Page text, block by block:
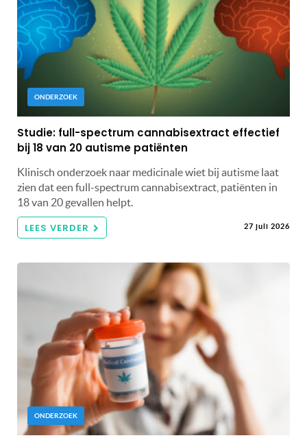
ONDERZOEK
Studie: full-spectrum cannabisextract effectief
bij 18 van 20 autisme patiënten
Klinisch onderzoek naar medicinale wiet bij autisme laat
zien dat een full-spectrum cannabisextract, patiënten in
18 van 20 gevallen helpt.
LEES VERDER 27 juli 2026
ONDERZOEK